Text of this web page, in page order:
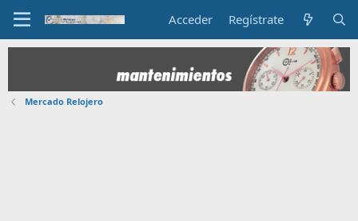
Acceder Regístrate
Mercado Relojero